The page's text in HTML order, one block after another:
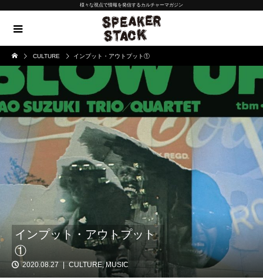
様々な視点で情報を発信するカルチャーマガジン
CULTURE インプット・アウトプット①
インプット・アウトプット
①
2020.08.27 CULTURE,MUSIC